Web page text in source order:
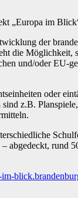
„Europa im
der
die Möglichkeit,
und/oder EU-
oder
z.B.
abgedeckt, rund
im-